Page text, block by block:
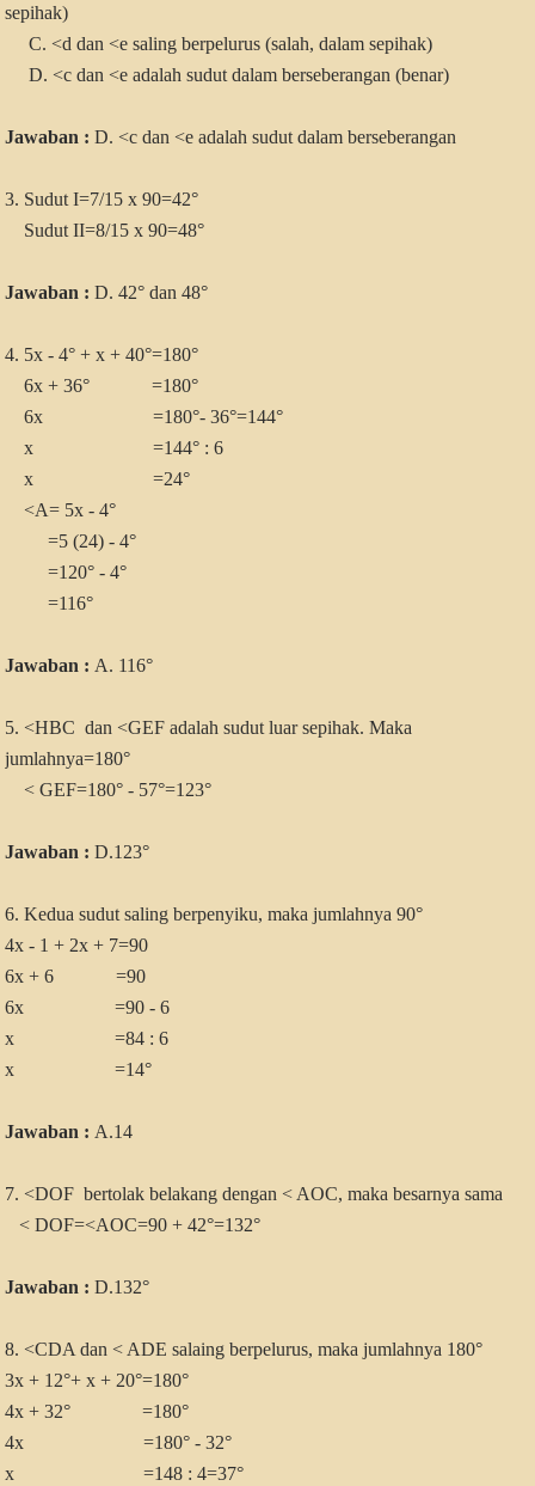
sepihak)
C. <d dan <e saling berpelurus (salah, dalam sepihak)
D. <c dan <e adalah sudut dalam berseberangan (benar)
Jawaban :D. <c dan <e adalah sudut dalam berseberangan
3. Sudut I=7/15 x 90=42°
Sudut II=8/15 x 90=48°
Jawaban :D. 42° dan 48°
4. 5x - 4° + x + 40°=180°
6x + 36° =180°
6x =180°- 36°=144°
x =144° : 6
x =24°
<A= 5x - 4°
=5 (24) - 4°
=120° - 4°
=116°
Jawaban : A. 116°
5. <HBC dan <GEF adalah sudut luar sepihak. Maka
jumlahnya=180°
< GEF=180° - 57°=123°
Jawaban :D.123°
6. Kedua sudut saling berpenyiku, maka jumlahnya 90°
4x - 1 + 2x + 7=90
6x + 6 =90
6x =90 - 6
x =84 : 6
x =14°
Jawaban : A.14
7. <DOF bertolak belakang dengan < AOC, maka besarnya sama
< DOF=<AOC=90 + 42°=132°
Jawaban :D.132°
8. <CDA dan < ADE salaing berpelurus, maka jumlahnya 180°
3x + 12°+ x + 20°=180°
4x + 32° =180°
4x =180° - 32°
x =148 : 4=37°